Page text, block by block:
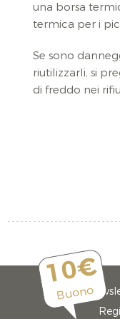
una borsa
termica per i
Se sono
riutilizzarli, si
di freddo nei
10€
Buono